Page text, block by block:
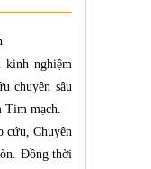
kinh nghiệm
chuyên sâu
Tim mạch.
cứu, Chuyên
Đồng thời